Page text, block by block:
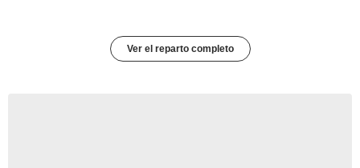
Ver el reparto completo